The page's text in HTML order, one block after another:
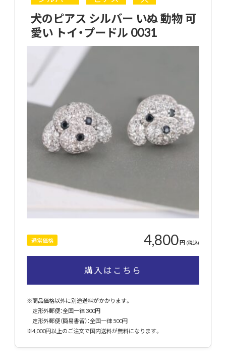
犬のピアス シルバー いぬ 動物 可
愛い トイ・プードル 0031
通常価格 4,800円 (税込)
購入はこちら
※商品価格以外に別途送料がかかります。
定形外郵便：全国一律 300円
定形外郵便（簡易書留）：全国一律 500円
※4,000円以上のご注文で国内送料が無料になります。